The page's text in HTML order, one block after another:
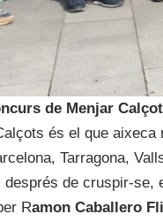
de Menjar
és el que
Tarragona,
de cruspir-se,
Ramon Caballero